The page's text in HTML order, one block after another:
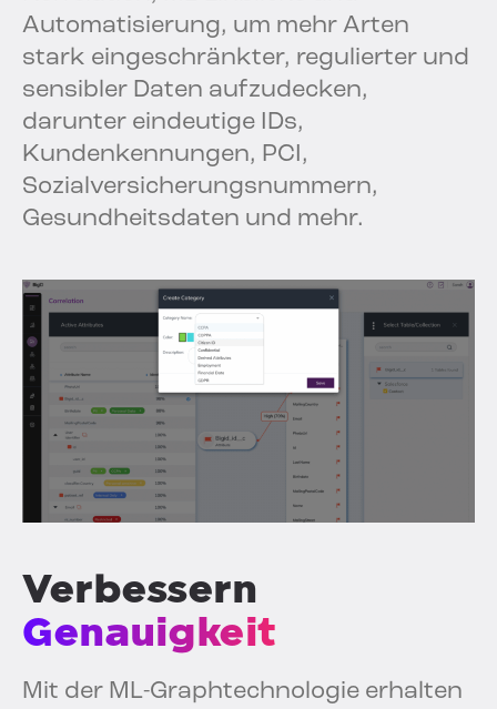
Automatisierung, um mehr Arten
stark eingeschränkter, regulierter und
sensibler Daten aufzudecken,
darunter eindeutige IDs,
Kundenkennungen, PCI,
Sozialversicherungsnummern,
Gesundheitsdaten und mehr.
Verbessern
Genauigkeit
Mit der ML-Graphtechnologie erhalten